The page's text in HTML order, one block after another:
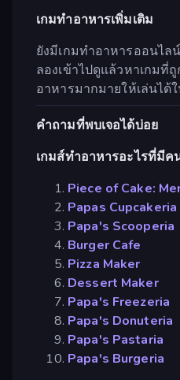
เกมทำอาหารเพิ่มเติม
ยังมีเกมทำอาหารออนไล
ลองเข้าไปดูแล้วหาเกมที่
อาหารมากมายให้เล่นได้
คำถามที่พบเจอได้บ่อย
เกมส์ทำอาหารอะไรที่มีค
Piece of Cake:
Papas Cupcakeria
Papa's Scooperia
Burger Cafe
Pizza Maker
Dessert Maker
Papa's Freezeria
Papa's Donuteria
Papa's Pastaria
Papa's Burgeria